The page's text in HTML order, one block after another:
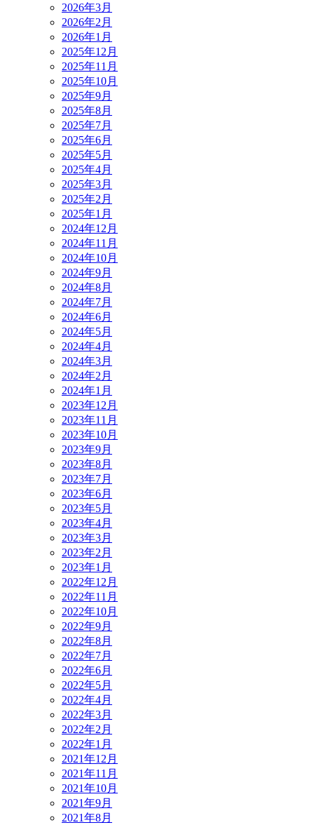
2026年3月
2026年2月
2026年1月
2025年12月
2025年11月
2025年10月
2025年9月
2025年8月
2025年7月
2025年6月
2025年5月
2025年4月
2025年3月
2025年2月
2025年1月
2024年12月
2024年11月
2024年10月
2024年9月
2024年8月
2024年7月
2024年6月
2024年5月
2024年4月
2024年3月
2024年2月
2024年1月
2023年12月
2023年11月
2023年10月
2023年9月
2023年8月
2023年7月
2023年6月
2023年5月
2023年4月
2023年3月
2023年2月
2023年1月
2022年12月
2022年11月
2022年10月
2022年9月
2022年8月
2022年7月
2022年6月
2022年5月
2022年4月
2022年3月
2022年2月
2022年1月
2021年12月
2021年11月
2021年10月
2021年9月
2021年8月